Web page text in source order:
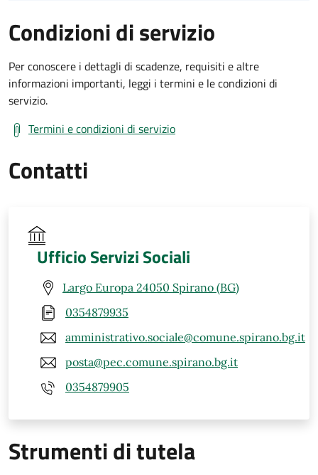
Condizioni di servizio
Per conoscere i dettagli di scadenze, requisiti e altre
informazioni importanti, leggi i termini e le condizioni di
servizio.
Termini e condizioni di servizio
Contatti
Ufficio Servizi Sociali
Largo Europa 24050 Spirano (BG)
0354879935
amministrativo.sociale@comune.spirano.bg.it
posta@pec.comune.spirano.bg.it
0354879905
Strumenti di tutela